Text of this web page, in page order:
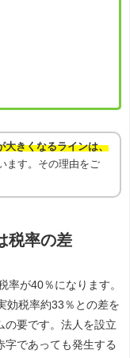
大きくなるラインは、
ます。その理由をご
税率の差
率が40％になります。
効税率約33％との差を
の要です。法人を設立
字であっても発生する